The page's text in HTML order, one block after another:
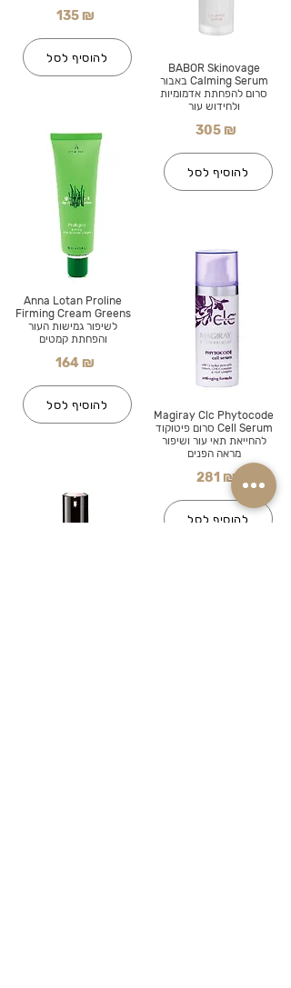
135 ₪
להוסיף לסל
Anna Lotan Proline
Firming Cream Greens
לשיפור גמישות העור
והפחתת קמטים
164 ₪
להוסיף לסל
BABOR Skinovage
Calming Serum באבור
סרום להפחתת אדמומיות
ולחידוש עור
305 ₪
להוסיף לסל
Magiray Clc Phytocode
Cell Serum סרום פיטוקוד
להחייאת תאי עור ושיפור
מראה הפנים
281 ₪
להוסיף לסל